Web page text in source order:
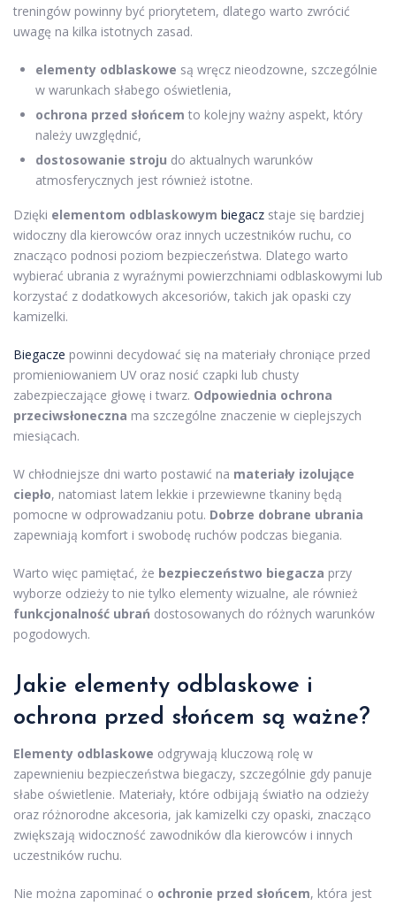
treningów powinny być priorytetem, dlatego warto zwrócić
uwagę na kilka istotnych zasad.
elementy odblaskowe są wręcz nieodzowne, szczególnie
w warunkach słabego oświetlenia,
ochrona przed słońcem to kolejny ważny aspekt, który
należy uwzględnić,
dostosowanie stroju do aktualnych warunków
atmosferycznych jest również istotne.
Dzięki elementom odblaskowym biegacz staje się bardziej
widoczny dla kierowców oraz innych uczestników ruchu, co
znacząco podnosi poziom bezpieczeństwa. Dlatego warto
wybierać ubrania z wyraźnymi powierzchniami odblaskowymi lub
korzystać z dodatkowych akcesoriów, takich jak opaski czy
kamizelki.
Biegacze powinni decydować się na materiały chroniące przed
promieniowaniem UV oraz nosić czapki lub chusty
zabezpieczające głowę i twarz. Odpowiednia ochrona
przeciwsłoneczna ma szczególne znaczenie w cieplejszych
miesiącach.
W chłodniejsze dni warto postawić na materiały izolujące
ciepło, natomiast latem lekkie i przewiewne tkaniny będą
pomocne w odprowadzaniu potu. Dobrze dobrane ubrania
zapewniają komfort i swobodę ruchów podczas biegania.
Warto więc pamiętać, że bezpieczeństwo biegacza przy
wyborze odzieży to nie tylko elementy wizualne, ale również
funkcjonalność ubrań dostosowanych do różnych warunków
pogodowych.
Jakie elementy odblaskowe i
ochrona przed słońcem są ważne?
Elementy odblaskowe odgrywają kluczową rolę w
zapewnieniu bezpieczeństwa biegaczy, szczególnie gdy panuje
słabe oświetlenie. Materiały, które odbijają światło na odzieży
oraz różnorodne akcesoria, jak kamizelki czy opaski, znacząco
zwiększają widoczność zawodników dla kierowców i innych
uczestników ruchu.
Nie można zapominać o ochronie przed słońcem, która jest